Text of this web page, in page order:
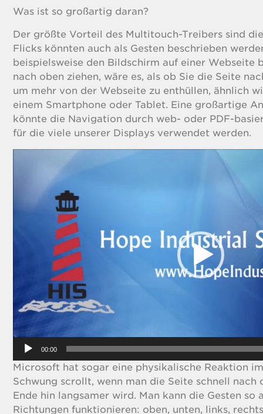
Was ist so großartig daran?
Der größte Vorteil des Multitouch-Treibers sind
Flicks könnten auch als Gesten beschrieben
beispielsweise den Bildschirm auf einer Webseite
nach oben ziehen, wäre es, als ob Sie die Seite
um mehr von der Webseite zu enthüllen, ähnlich
einem Smartphone oder Tablet. Eine großartige
könnte die Navigation durch web- oder PDF-
für die viele unserer Displays verwendet werden.
00:00
Microsoft hat sogar eine physikalische Reaktion
Schwung scrollt, wenn man die Seite schnell nach
Ende hin langsamer wird. Man kann die Gesten so
Richtungen funktionieren: oben, unten, links,